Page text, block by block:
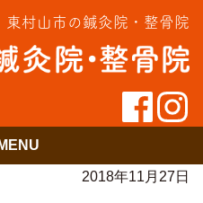
東村山市の鍼灸院・整骨院
2018年11月27日